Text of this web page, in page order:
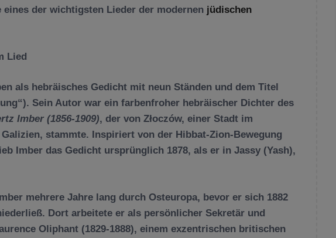
der wichtigsten Lieder der modernen jüdischen
Lied
als hebräisches Gedicht mit neun Ständen und dem Titel
Sein Autor war ein farbenfroher hebräischer Dichter des
Imber (1856-1909), der von Złoczów, einer Stadt im
stammte. Inspiriert von der Hibbat-Zion-Bewegung
Imber das Gedicht ursprünglich 1878, als er in Jassy (Yash),
mehrere Jahre lang durch Osteuropa, bevor er sich 1882
Dort arbeitete er als persönlicher Sekretär und
Oliphant (1829-1888), einem exzentrischen britischen